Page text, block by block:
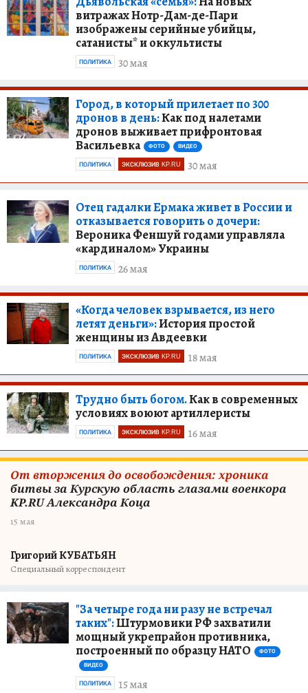
витражах Нотр-Дам-де-Пари
изображены серийные убийцы,
сатанисты* и оккультисты
30 мая
ПОЛИТИКА
Город, в который прилетает по 300
дронов в день:Как под налетами
дронов выживает прифронтовая
Васильевка
ФОТО ВИДЕО
30 мая
ПОЛИТИКА ЭКСКЛЮЗИВ KP.RU
Отец гадалки Ермака живет в России и
отказывается говорить о дочери:
Вероника Феншуй годами управляла
«кардиналом» Украины
26 мая
ПОЛИТИКА
«Когда человек взрывается, из него
летят деньги»:История простой
женщины из Авдеевки
18 мая
ПОЛИТИКА ЭКСКЛЮЗИВ KP.RU
Трудно быть богом.Как в современных
условиях воюют артиллеристы
16 мая
ПОЛИТИКА ЭКСКЛЮЗИВ KP.RU
От вторжения до освобождения: хроника
битвы за Курскую область глазами военкора
KP.RU Александра Коца
15 мая
Григорий КУБАТЬЯН
Специальный корреспондент
"За четыре года ни разу не встречал
таких":Штурмовики РФ захватили
мощный укрепрайон противника,
построенный по образцу НАТО
ФОТО
ВИДЕО
15 мая
ПОЛИТИКА